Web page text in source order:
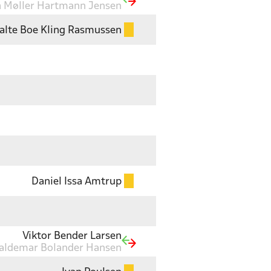
Møller Hartmann Jensen
Boe Kling Rasmussen
Daniel Issa Amtrup
Viktor Bender Larsen
Bolander Hansen